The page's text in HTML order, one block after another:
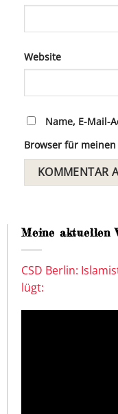
Website
Name, E-Mail-
Browser für
Meine aktuellen
CSD Berlin:
lügt: